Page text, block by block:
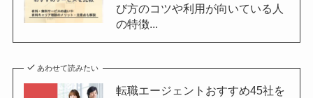
び方のコツや利用が向いている人
の特徴...
あわせて読みたい
転職エージェントおすすめ45社を